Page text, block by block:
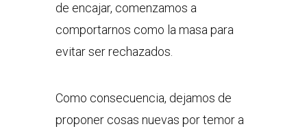
de encajar, comenzamos a
comportarnos como la masa para
evitar ser rechazados.
Como consecuencia, dejamos de
proponer cosas nuevas por temor a